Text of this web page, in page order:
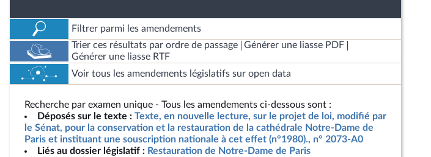
Filtrer parmi les amendements
Trier ces résultats par ordre de passage
Générer une liasse PDF
Générer une liasse RTF
Voir tous les amendements législatifs sur open data
Recherche par examen unique - Tous les amendements ci-dessous sont :
Déposés sur le texte : Texte, en nouvelle lecture, sur le projet de loi, modifié par
le Sénat, pour la conservation et la restauration de la cathédrale Notre-Dame de
Paris et instituant une souscription nationale à cet effet (n°1980)., n° 2073-A0
Liés au dossier législatif : Restauration de Notre-Dame de Paris